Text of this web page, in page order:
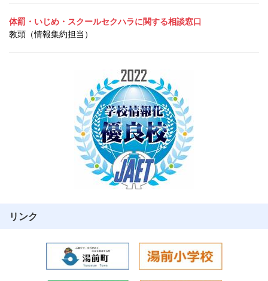
体罰・いじめ・スクールセクハラに関する相談窓口
教頭（情報集約担当）
リンク